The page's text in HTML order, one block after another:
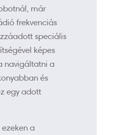
már
frekvenciás
speciális
képes
navigáltatni a
és
egy adott
ezeken a